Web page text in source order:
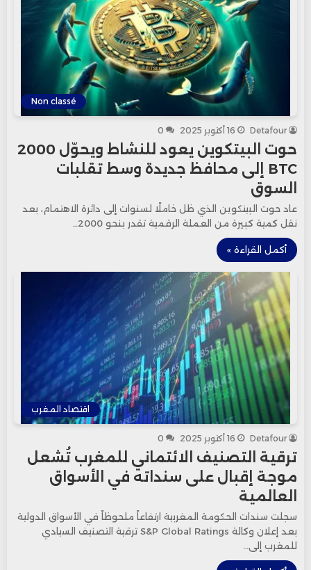
Non classé
Detafour 16 أكتوبر 2025 0
حوت البيتكوين يعود للنشاط ويحوّل 2000
BTC إلى محافظ جديدة وسط تقلبات
السوق
عاد حوت البيتكوين الذي ظل خاملًا لسنوات إلى دائرة الاهتمام، بعد
نقل كمية كبيرة من العملة الرقمية تقدر بنحو 2000…
أكمل القراءة »
اقتصاد المغرب
Detafour 16 أكتوبر 2025 0
ترقية التصنيف الائتماني للمغرب تُشعل
موجة إقبال على سنداته في الأسواق
العالمية
سجلت سندات الحكومة المغربية ارتفاعاً ملحوظاً في الأسواق الدولية
بعد إعلان وكالة S&P Global Ratings ترقية التصنيف السيادي
للمغرب إلى…